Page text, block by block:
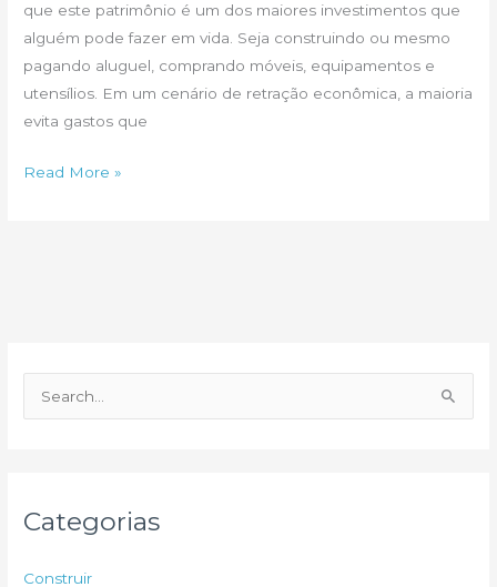
que este patrimônio é um dos maiores investimentos que
alguém pode fazer em vida. Seja construindo ou mesmo
pagando aluguel, comprando móveis, equipamentos e
utensílios. Em um cenário de retração econômica, a maioria
evita gastos que
Quanto
Read More »
e
Categorias
Construir